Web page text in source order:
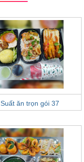
Suất ăn trọn gói 37